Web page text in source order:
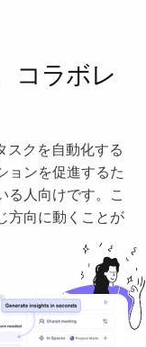
コラボレ
スクを自動化する
ョンを促進するた
る人向けです。こ
方向に動くことが